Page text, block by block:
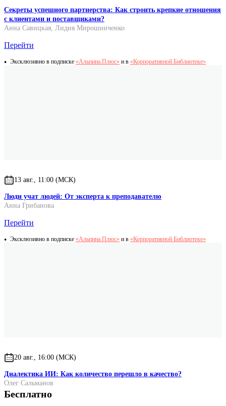
Секреты успешного партнерства: Как строить крепкие отношения
с клиентами и поставщиками?
Анна Савицкая, Лидия Мирошниченко
Перейти
Эксклюзивно в подписке «Альпина.Плюс» и в «Корпоративной Библиотеке»
13 авг., 11:00 (МСК)
Люди учат людей: От эксперта к преподавателю
Анна Грибанова
Перейти
Эксклюзивно в подписке «Альпина.Плюс» и в «Корпоративной Библиотеке»
20 авг., 16:00 (МСК)
Диалектика ИИ: Как количество перешло в качество?
Олег Сальманов
Бесплатно